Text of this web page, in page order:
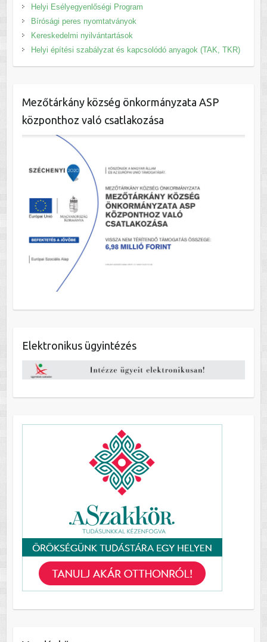
Helyi Esélyegyenlőségi Program
Bírósági peres nyomtatványok
Kereskedelmi nyilvántartások
Helyi építési szabályzat és kapcsolódó anyagok (TAK, TKR)
Mezőtárkány község önkormányzata ASP
központhoz való csatlakozása
Elektronikus ügyintézés